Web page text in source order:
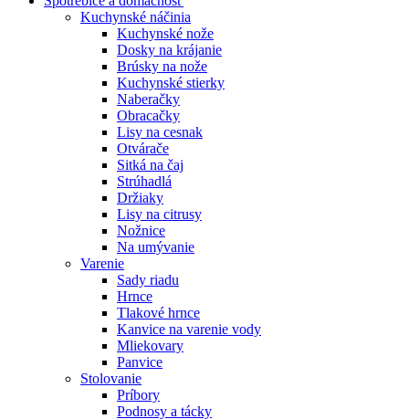
Kuchynské náčinia
Kuchynské nože
Dosky na krájanie
Brúsky na nože
Kuchynské stierky
Naberačky
Obracačky
Lisy na cesnak
Otvárače
Sitká na čaj
Strúhadlá
Držiaky
Lisy na citrusy
Nožnice
Na umývanie
Varenie
Sady riadu
Hrnce
Tlakové hrnce
Kanvice na varenie vody
Mliekovary
Panvice
Stolovanie
Príbory
Podnosy a tácky